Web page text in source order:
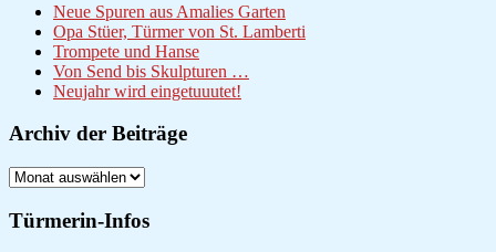
Neue Spuren aus Amalies Garten
Opa Stüer, Türmer von St. Lamberti
Trompete und Hanse
Von Send bis Skulpturen …
Neujahr wird eingetuuutet!
Archiv der Beiträge
Archiv
Beiträge
Türmerin-Infos